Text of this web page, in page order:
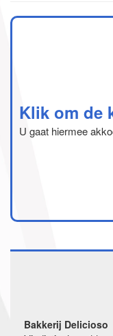
Klik om de
U gaat hiermee
Bakkerij Delicioso